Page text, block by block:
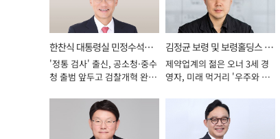
한찬식 대통령실 민정수석비
서관
'정통 검사' 출신, 공소청·중수
청 출범 앞두고 검찰개혁 완수
김정균 보령 및 보령홀딩스 대
표이사 사장
제약업계의 젊은 오너 3세 경
영자, 미래 먹거리 '우주와 헬